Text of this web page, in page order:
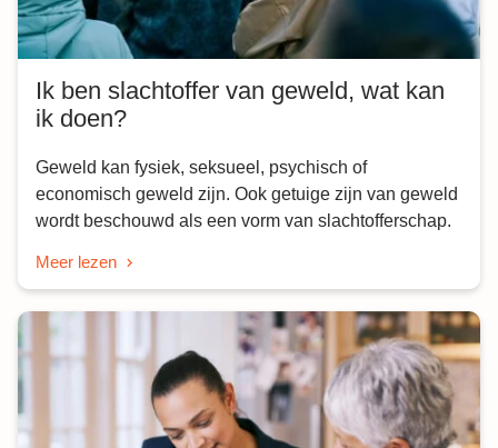
Ik ben slachtoffer van geweld, wat kan
ik doen?
Geweld kan fysiek, seksueel, psychisch of
economisch geweld zijn. Ook getuige zijn van geweld
wordt beschouwd als een vorm van slachtofferschap.
Meer lezen